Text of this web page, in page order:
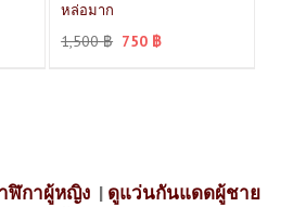
หล่อมาก
1,500฿ 750 ฿
ฬิกาผู้หญิง | ดูแว่นกันแดดผู้ชาย